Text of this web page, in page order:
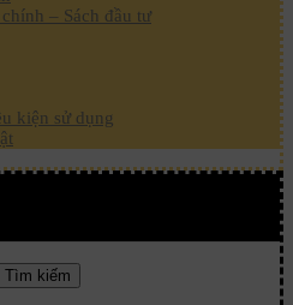
– Sách đầu tư
kiện sử dụng
Tìm kiếm